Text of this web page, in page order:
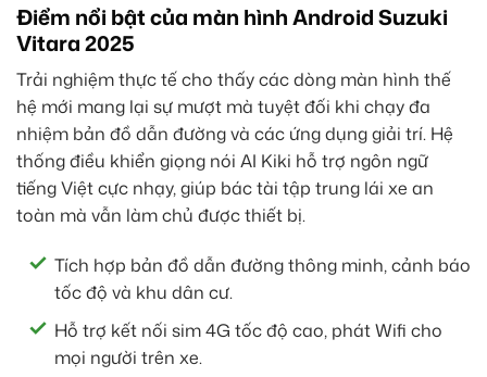
Điểm nổi bật của màn hình Android Suzuki
Vitara 2025
Trải nghiệm thực tế cho thấy các dòng màn hình thế
hệ mới mang lại sự mượt mà tuyệt đối khi chạy đa
nhiệm bản đồ dẫn đường và các ứng dụng giải trí. Hệ
thống điều khiển giọng nói AI Kiki hỗ trợ ngôn ngữ
tiếng Việt cực nhạy, giúp bác tài tập trung lái xe an
toàn mà vẫn làm chủ được thiết bị.
Tích hợp bản đồ dẫn đường thông minh, cảnh báo
tốc độ và khu dân cư.
Hỗ trợ kết nối sim 4G tốc độ cao, phát Wifi cho
mọi người trên xe.